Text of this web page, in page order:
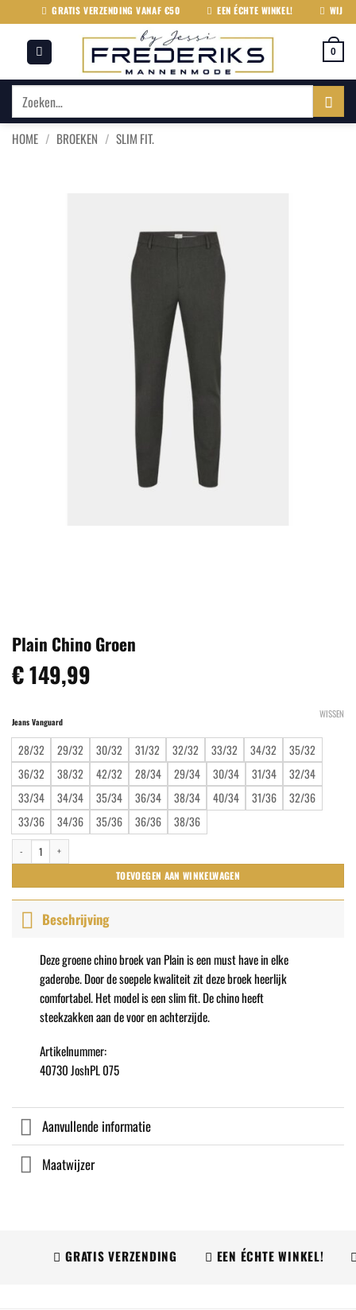
naar
inhoud
GRATIS VERZENDING VANAF €50 EEN ÉCHTE WINKEL! WIJ
0
Zoeken
naar:
HOME / BROEKEN / SLIM FIT.
Plain Chino Groen
€149,99
Jeans Vanguard
28/32 29/32 30/32 31/32 32/32 33/32 34/32
35/32
36/32
38/32 42/32 28/34 29/34 30/34 31/34
32/34
33/34
34/34 35/34 36/34 38/34 40/34 31/36
32/36
33/36
34/36 35/36 36/36 38/36
WISSEN
TOEVOEGEN AAN WINKELWAGEN
Beschrijving
Deze groene chino broek van Plain is een must have in elke
gaderobe. Door de soepele kwaliteit zit deze broek heerlijk
comfortabel. Het model is een slim fit. De chino heeft
steekzakken aan de voor en achterzijde.
Artikelnummer:
40730 JoshPL 075
Aanvullende informatie
Maatwijzer
GRATIS VERZENDING EEN ÉCHTE WINKEL!